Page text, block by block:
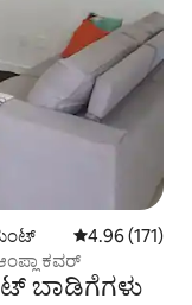
5 ರಲ್ಲಿ 4.96
4.96 (171)
ಕವರ್
ಬಾಡಿಗೆಗಳು